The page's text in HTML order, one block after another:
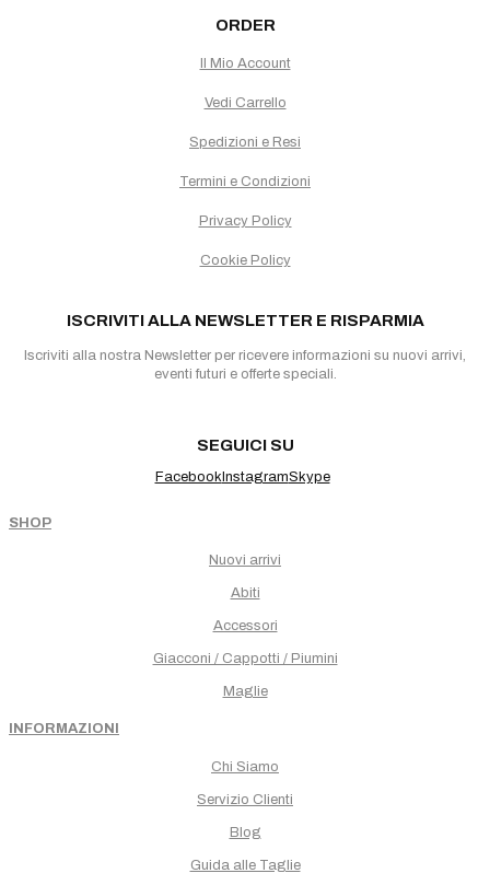
ORDER
Il Mio Account
Vedi Carrello
Spedizioni e Resi
Termini e Condizioni
Privacy Policy
Cookie Policy
ISCRIVITI ALLA NEWSLETTER E RISPARMIA
Iscriviti alla nostra Newsletter per ricevere informazioni su nuovi arrivi,
eventi futuri e offerte speciali.
SEGUICI SU
FacebookInstagramSkype
SHOP
Nuovi arrivi
Abiti
Accessori
Giacconi / Cappotti / Piumini
Maglie
INFORMAZIONI
Chi Siamo
Servizio Clienti
Blog
Guida alle Taglie